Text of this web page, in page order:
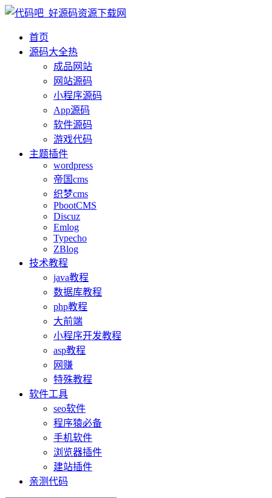
首页
源码大全热
成品网站
网站源码
小程序源码
App源码
软件源码
游戏代码
主题插件
wordpress
帝国cms
织梦cms
PbootCMS
Discuz
Emlog
Typecho
ZBlog
技术教程
java教程
数据库教程
php教程
大前端
小程序开发教程
asp教程
网赚
特殊教程
软件工具
seo软件
程序猿必备
手机软件
浏览器插件
建站插件
亲测代码